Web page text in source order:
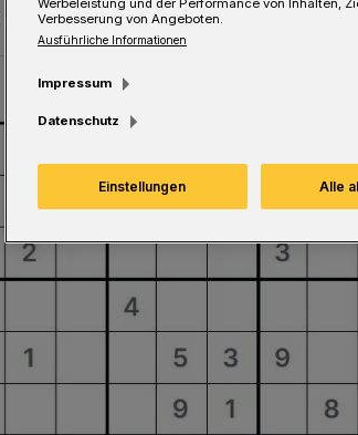
Eine Minute Lesezeit
Werbeleistung und der Performance von Inhalten,
Verbesserung von Angeboten.
Ausführliche Informationen
Impressum
Datenschutz
Einstellungen Alle